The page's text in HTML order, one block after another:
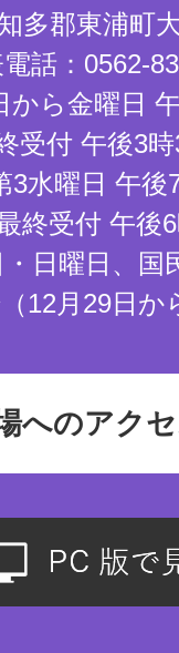
多郡東浦町
話：0562-
から金曜日
受付 午後3
3水曜日 午後
終受付 午
日曜日、国
12月29日か
へのアク